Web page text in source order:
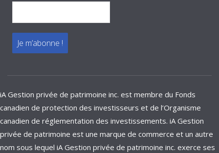
iA Gestion privée de patrimoine inc. est membre du Fonds
canadien de protection des investisseurs et de l’Organisme
canadien de réglementation des investissements. iA Gestion
privée de patrimoine est une marque de commerce et un autre
nom sous lequel iA Gestion privée de patrimoine inc. exerce ses